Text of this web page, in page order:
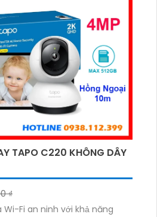
TAPO C220 KHÔNG DÂY
₫
Fi an ninh với khả năng